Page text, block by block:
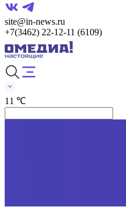
site@in-news.ru
+7(3462) 22-12-11 (6109)
11 ℃